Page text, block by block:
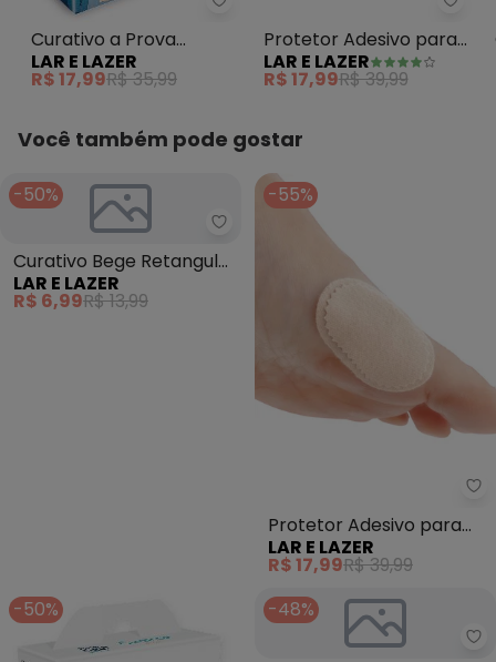
Lar e Lazer - Curativo a Prova
Curativo a Prova
Dágua 20un
LAR E LAZER
R$ 17,99R$ 35,99
Lar
Protetor Adesivo para
Calos Entre os Dedos
15un
LAR E LAZER
R$ 17,99R$ 39,99
Você também pode gostar
-50%
Lar e Lazer - Curativo Bege
Curativo Bege Retangular
10un
LAR E LAZER
R$ 6,99R$ 13,99
-55%
Protetor Adesivo para
Joanete 6 Unidades
LAR E LAZER
R$ 17,99R$ 39,99
-50%
-48%